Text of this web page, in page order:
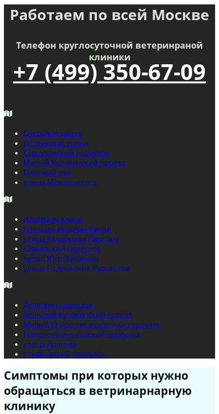
Работаем по всей Москве
Телефон круглосуточной ветеринраной
клиники
+7 (499) 350-67-09
Открытое шоссе
Ветлужская улица
Серпуховский переулок
Малый Купавенский проезд
Охотный ряд
улица Менжинского
Илимская улица
площадь Индиры Ганди
улица Академика Павлова
Юрьевский переулок
метро Юго-Западная
улица Подольских Курсантов
Девяткин переулок
Большой Купавенский проезд
Малый Спасоглинищевский переулок
Николоваганьковский переулок
улица Долгова
Студенецкий переулок
Симптомы при которых нужно
обращаться в ветринарнарную
клинику